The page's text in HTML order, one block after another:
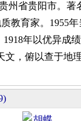
州省贵阳市。著
教育家。1955
年以优异成
文，俯以查于地